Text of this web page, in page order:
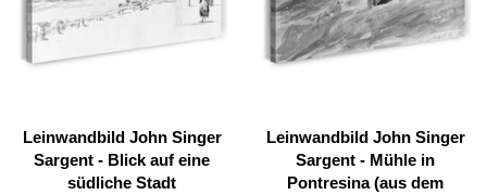
Leinwandbild John Singer
Sargent - Blick auf eine
südliche Stadt
Leinwandbild John Singer
Sargent - Mühle in
Pontresina (aus dem